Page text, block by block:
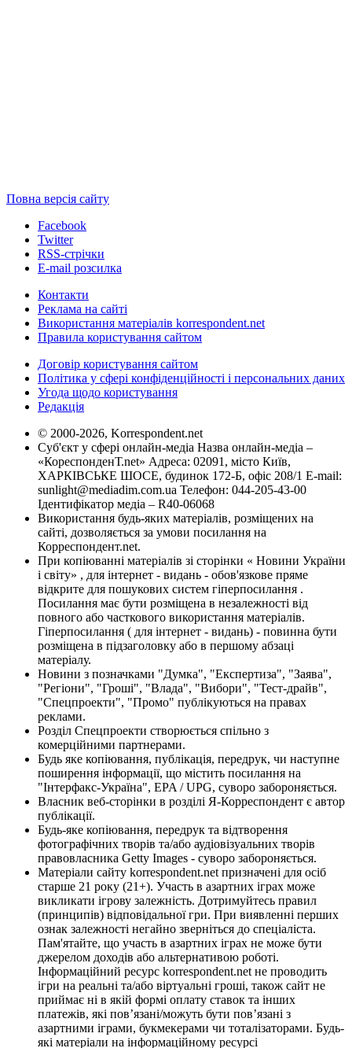
Повна версія сайту
Facebook
Twitter
RSS-стрічки
E-mail розсилка
Контакти
Реклама на сайті
Використання матеріалів korrespondent.net
Правила користування сайтом
Договір користування сайтом
Політика у сфері конфіденційності і персональних даних
Угода щодо користування
Редакція
© 2000-2026, Korrespondent.net
Суб'єкт у сфері онлайн-медіа Назва онлайн-медіа –
«КореспонденТ.net» Адреса: 02091, місто Київ,
ХАРКІВСЬКЕ ШОСЕ, будинок 172-Б, офіс 208/1 E-mail:
sunlight@mediadim.com.ua Телефон: 044-205-43-00
Ідентифікатор медіа – R40-06068
Використання будь-яких матеріалів, розміщених на
сайті, дозволяється за умови посилання на
Корреспондент.net.
При копіюванні матеріалів зі сторінки « Новини України
і світу» , для інтернет - видань - обов'язкове пряме
відкрите для пошукових систем гіперпосилання .
Посилання має бути розміщена в незалежності від
повного або часткового використання матеріалів.
Гіперпосилання ( для інтернет - видань) - повинна бути
розміщена в підзаголовку або в першому абзаці
матеріалу.
Новини з позначками "Думка", "Експертиза", "Заява",
"Регіони", "Гроші", "Влада", "Вибори", "Тест-драйв",
"Спецпроекти", "Промо" публікуються на правах
реклами.
Розділ Спецпроекти створюється спільно з
комерційними партнерами.
Будь яке копіювання, публікація, передрук, чи наступне
поширення інформації, що містить посилання на
"Інтерфакс-Україна", EPA / UPG, суворо забороняється.
Власник веб-сторінки в розділі Я-Корреспондент є автор
публікації.
Будь-яке копіювання, передрук та відтворення
фотографічних творів та/або аудіовізуальних творів
правовласника Getty Images - суворо забороняється.
Матеріали сайту korrespondent.net призначені для осіб
старше 21 року (21+). Участь в азартних іграх може
викликати ігрову залежність. Дотримуйтесь правил
(принципів) відповідальної гри. При виявленні перших
ознак залежності негайно зверніться до спеціаліста.
Пам'ятайте, що участь в азартних іграх не може бути
джерелом доходів або альтернативою роботі.
Інформаційний ресурс korrespondent.net не проводить
ігри на реальні та/або віртуальні гроші, також сайт не
приймає ні в якій формі оплату ставок та інших
платежів, які пов’язані/можуть бути пов’язані з
азартними іграми, букмекерами чи тоталізаторами. Будь-
які матеріали на інформаційному ресурсі